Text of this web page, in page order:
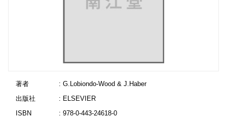
著者
: G.Lobiondo-Wood & J.Haber
出版社
: ELSEVIER
ISBN
: 978-0-443-24618-0